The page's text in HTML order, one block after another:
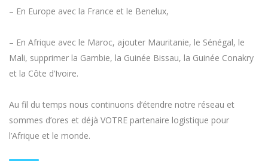
– En Europe avec la France et le Benelux,
– En Afrique avec le Maroc, ajouter Mauritanie, le Sénégal, le
Mali, supprimer la Gambie, la Guinée Bissau, la Guinée Conakry
et la Côte d’Ivoire.
Au fil du temps nous continuons d’étendre notre réseau et
sommes d’ores et déjà VOTRE partenaire logistique pour
l’Afrique et le monde.